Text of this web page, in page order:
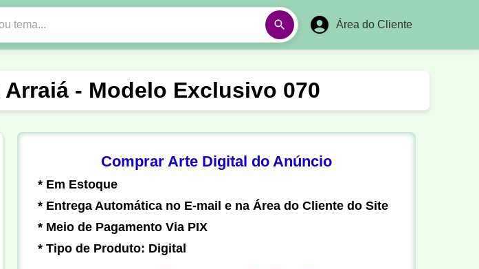
Área do Cliente
Vôlei Futebol Amador Pesca
Geografia História Matemática
- Modelo Exclusivo 070
Comprar Arte Digital do Anúncio
* Em Estoque
* Entrega Automática no E-mail e na Área do Cliente do Site
* Meio de Pagamento Via PIX
* Tipo de Produto: Digital